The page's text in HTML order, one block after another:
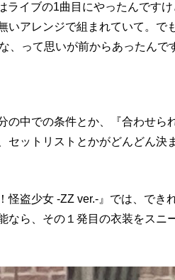
ライブの1曲目にやったんです
いアレンジで組まれていて。で
、って思いが前からあったんで
の中での条件とか、『合わせら
セットリストとかがどんどん決
怪盗少女 -ZZ ver.-』では、でき
ら、その１発目の衣装をスニ